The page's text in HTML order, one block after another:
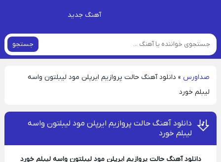
آهنگ جدید
جستجو
صداورس » دانلود آهنگ حالت پروازیم ایرپلن مود لیبلتون واسه
لیبلم خورد
دانلود آهنگ حالت پروازیم ایرپلن مود لیبلتون واسه
لیبلم خورد
دانلود آهنگ حالت پروازیم ایرپلن مود لیبلتون واسه لیبلم خورد